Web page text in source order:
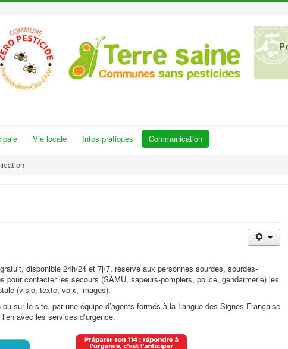
Vie locale Infos pratiques Communication
disponible 24h/24 et 7j/7, réservé aux personnes sourdes, sourdes-
pour contacter les secours (SAMU, sapeurs-pompiers, police, gendarmerie) les
(visio, texte, voix, images).
sur le site, par une équipe d’agents formés à la Langue des Signes Française
avec les services d’urgence.